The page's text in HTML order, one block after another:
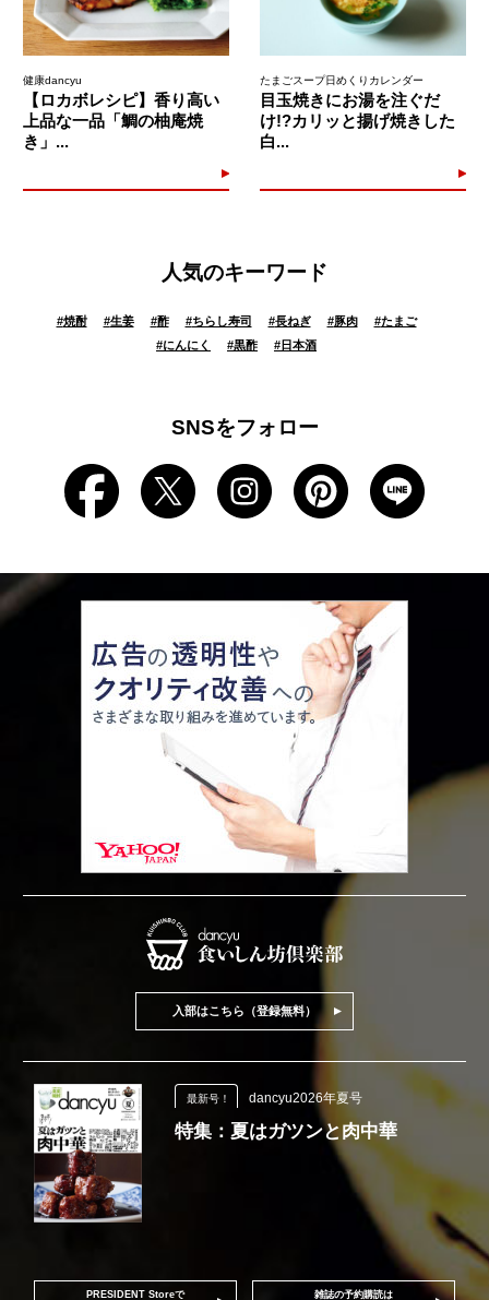
健康dancyu
【ロカボレシピ】香り高い
上品な一品「鯛の柚庵焼
き」...
たまごスープ日めくりカレンダー
目玉焼きにお湯を注ぐだ
け!?カリッと揚げ焼きした
白...
人気のキーワード
#焼酎 #生姜 #酢 #ちらし寿司 #長ねぎ #豚肉 #たまご
#にんにく #黒酢 # 日本酒
SNSをフォロー
入部はこちら（登録無料）
最新号！ dancyu2026年夏号
特集：夏はガツンと肉中華
PRESIDENT Storeで 雑誌の予約購読は